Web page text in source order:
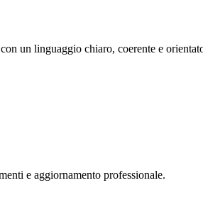
un linguaggio chiaro, coerente e
e aggiornamento professionale.